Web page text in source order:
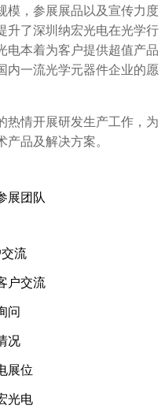
，参展展品以及宣传力度
升了深圳纳宏光电在光学行
电本着为客户提供超值产品
内一流光学元器件企业的愿
情开展研发生产工作，为
品及解决方案。